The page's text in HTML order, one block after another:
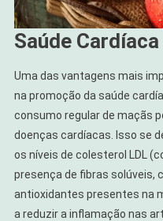
Saúde Cardíaca
Uma das vantagens mais
na promoção da saúde
consumo regular de maçãs
doenças cardíacas. Isso se
os níveis de colesterol LDL
presença de fibras solúveis,
antioxidantes presentes na
a reduzir a inflamação nas